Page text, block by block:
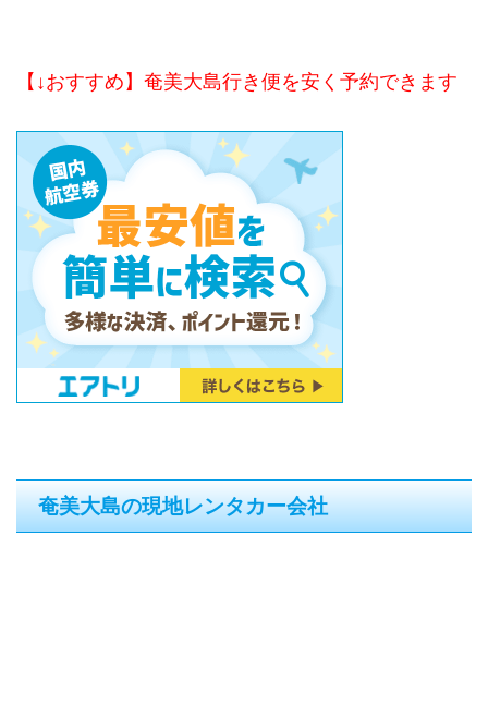
【↓おすすめ】奄美大島行き便を安く予約できます
奄美大島の現地レンタカー会社